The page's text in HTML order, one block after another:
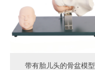
带有胎儿头的骨盆模型